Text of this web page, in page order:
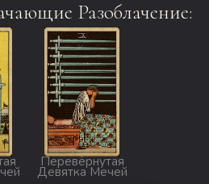
Разоблачение:
Перевёрнутая
Девятка Мечей